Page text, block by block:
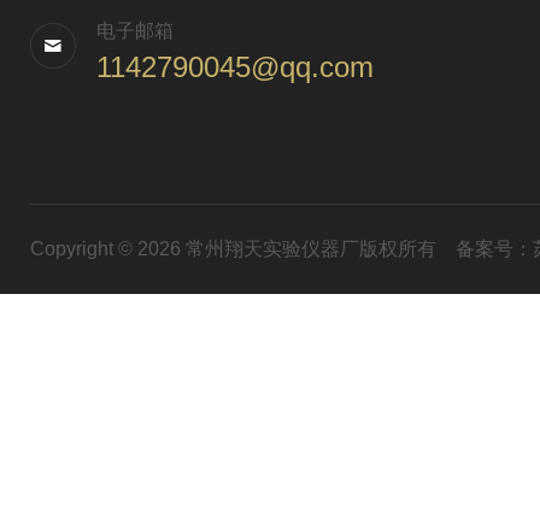
电子邮箱
1142790045@qq.com
Copyright © 2026 常州翔天实验仪器厂版权所有 备案号：